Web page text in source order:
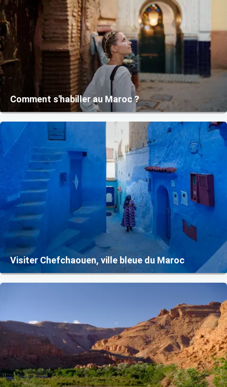
Comment s'habiller au Maroc ?
Visiter Chefchaouen, ville bleue du Maroc